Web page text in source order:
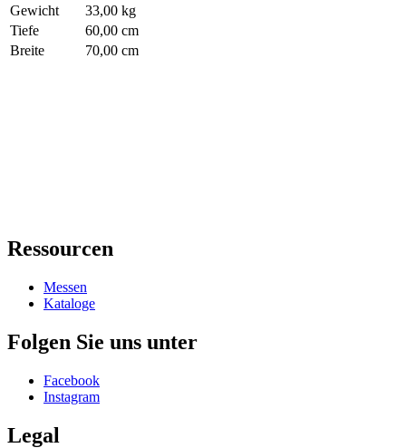
Gewicht
33,00 kg
Tiefe
60,00 cm
Breite
70,00 cm
Ressourcen
Messen
Kataloge
Folgen Sie uns unter
Facebook
Instagram
Legal